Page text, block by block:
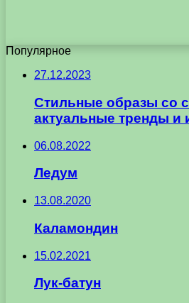
Популярное
27.12.2023
Стильные образы со
актуальные тренды и
06.08.2022
Ледум
13.08.2020
Каламондин
15.02.2021
Лук-батун